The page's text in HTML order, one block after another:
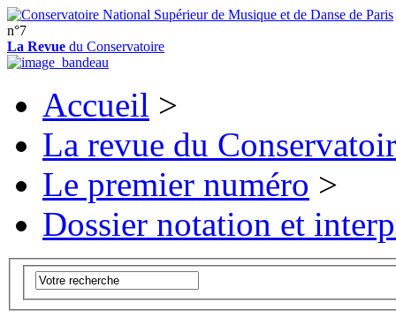
n°7
La Revue du Conservatoire
Accueil >
La revue du
Le premier numéro >
Dossier notation et